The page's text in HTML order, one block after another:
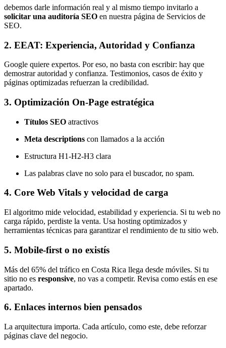
debemos darle información real y al mismo tiempo invitarlo a
solicitar una auditoría SEO en nuestra página de Servicios de
SEO.
2. EEAT: Experiencia, Autoridad y Confianza
Google quiere expertos. Por eso, no basta con escribir: hay que
demostrar autoridad y confianza. Testimonios, casos de éxito y
páginas optimizadas refuerzan la credibilidad.
3. Optimización On-Page estratégica
Títulos SEO atractivos
Meta descriptions con llamados a la acción
Estructura H1-H2-H3 clara
Las palabras clave no solo para el buscador, no spam.
4. Core Web Vitals y velocidad de carga
El algoritmo mide velocidad, estabilidad y experiencia. Si tu web no
carga rápido, perdiste la venta. Usa hosting optimizados y
herramientas técnicas para garantizar el rendimiento de tu sitio web.
5. Mobile-first o no existís
Más del 65% del tráfico en Costa Rica llega desde móviles. Si tu
sitio no es responsive, no vas a competir. Revisa como estás en ese
apartado.
6. Enlaces internos bien pensados
La arquitectura importa. Cada artículo, como este, debe reforzar
páginas clave del negocio.